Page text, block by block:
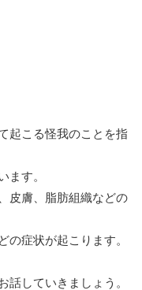
起こる怪我のことを指
ます。
皮膚、脂肪組織などの
の症状が起こります。
話していきましょう。